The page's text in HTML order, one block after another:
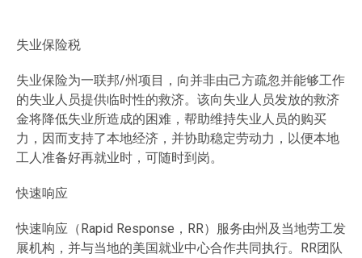
失业保险税
失业保险为一联邦/州项目，向并非由己方疏忽并能够工作
的失业人员提供临时性的救济。该向失业人员发放的救济
金将降低失业所造成的困难，帮助维持失业人员的购买
力，因而支持了本地经济，并协助稳定劳动力，以便本地
工人准备好再就业时，可随时到岗。
快速响应
快速响应（Rapid Response，RR）服务由州及当地劳工发
展机构，并与当地的美国就业中心合作共同执行。RR团队